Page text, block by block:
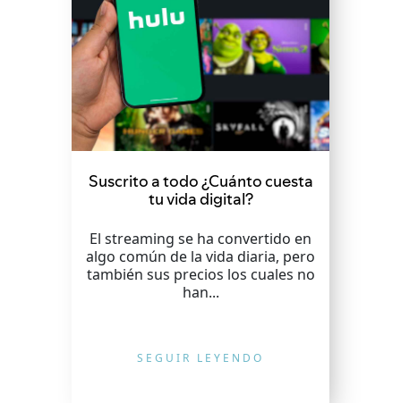
Suscrito a todo ¿Cuánto cuesta
tu vida digital?
El streaming se ha convertido en
algo común de la vida diaria, pero
también sus precios los cuales no
han...
SEGUIR LEYENDO